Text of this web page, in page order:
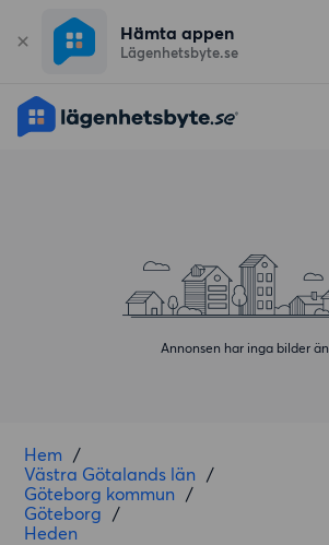
Hämta appen
Lägenhetsbyte.se
Annonsen har inga bilder än
Hem /
Västra Götalands län /
Göteborg kommun /
Göteborg /
Heden